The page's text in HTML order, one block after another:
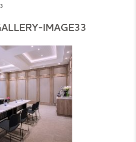
IMAGE33